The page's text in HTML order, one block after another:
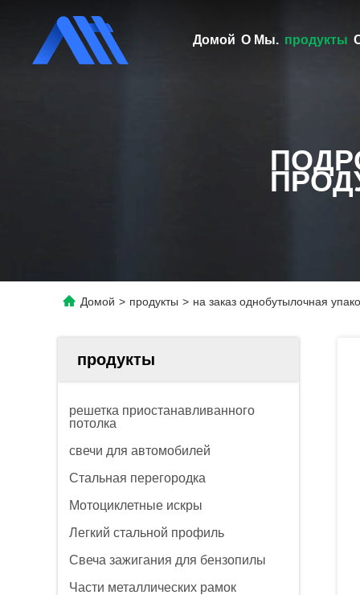
Домой О Мы. продукты
Домой > продукты > на заказ однобутылочная
продукты
решетка приостанавливанного
потолка
свечи для автомобилей
Стальная перегородка
Мотоциклетные искры
Легкий стальной профиль
Свеча зажигания для бензопилы
Части металлических рамок